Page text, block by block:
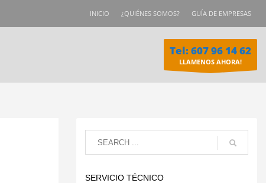
INICIO ¿QUIÉNES SOMOS? GUÍA DE EMPRESAS
Tel: 607 96 14 62
LLAMENOS AHORA!
SERVICIO TÉCNICO